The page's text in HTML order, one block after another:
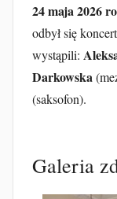
24 maja 2026
odbył się
wystąpili:
Darkowska
(saksofon).
Galeria